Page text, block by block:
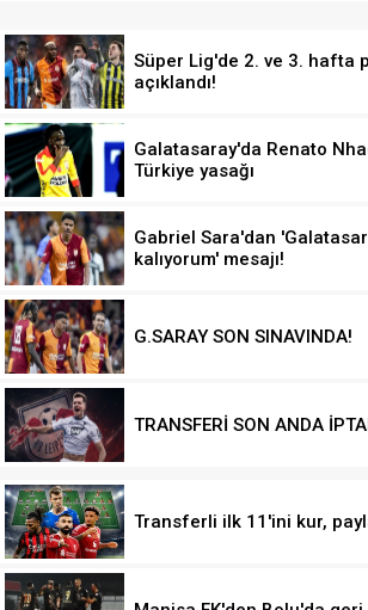
Süper Lig'de 2. ve 3. hafta
açıklandı!
Galatasaray'da Renato
Türkiye yasağı
Gabriel Sara'dan
kalıyorum' mesajı!
G.SARAY SON SINAVINDA!
TRANSFERİ SON ANDA
Transferli ilk 11'ini kur,